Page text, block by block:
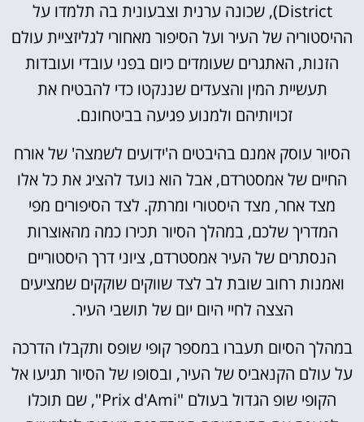
District), שכונה ערנית וצבעונית בה תלמדו על
ההיסטוריה של העיר ועל הסיפור מאחורי לגליזציית עולם
הזנות, האתגרים שעומדים כיום בפני עובדי ועובדות
תעשיית המין והצעדים שננקטו כדי להבטיח את
זכויותיהם ולמנוע פגיעה בביטחונם.
הסיור עוסק אמנם בהיבטים ה'ידועים לשמצה' של אורח
החיים של אמסטרדם, אבל הוא נועד להציג את כל אלו
מצד אחר, מצד היסטורי ומרתק. לצד הסיפורים מפי
המדריך שלכם, במהלך הסיור תכירו כמה מהאוצרות
הנסתרים של העיר אמסטרדם, ציוני דרך היסטוריים
ואמנות רחוב שובת לב לצד שווקים שוקקים שמציעים
הצצה לחיי היום יום של תושבי העיר.
במהלך הסיום תעברו במספר קופי שופס ותקבלו הדרכה
על עולם הקנאביס של העיר, ובסופו של הסיור תגיעו אל
הקופי שופ הגדול בעולם "Prix d'Ami", שם תוכלו